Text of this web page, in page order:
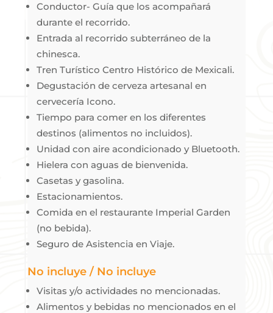
Conductor- Guía que los acompañará
durante el recorrido.
Entrada al recorrido subterráneo de la
chinesca.
Tren Turístico Centro Histórico de Mexicali.
Degustación de cerveza artesanal en
cervecería Icono.
Tiempo para comer en los diferentes
destinos (alimentos no incluidos).
Unidad con aire acondicionado y Bluetooth.
Hielera con aguas de bienvenida.
Casetas y gasolina.
Estacionamientos.
Comida en el restaurante Imperial Garden
(no bebida).
Seguro de Asistencia en Viaje.
No incluye / No incluye
Visitas y/o actividades no mencionadas.
Alimentos y bebidas no mencionados en el